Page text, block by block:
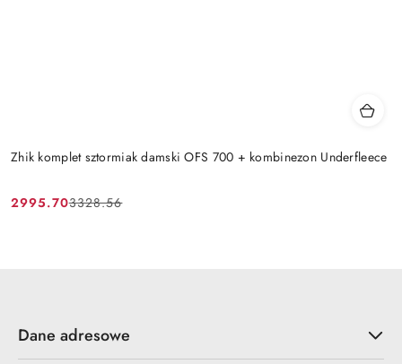
Zhik komplet sztormiak damski OFS 700 + kombinezon Underfleece
Cena
2995.70
Cena
3328.56
Dane adresowe